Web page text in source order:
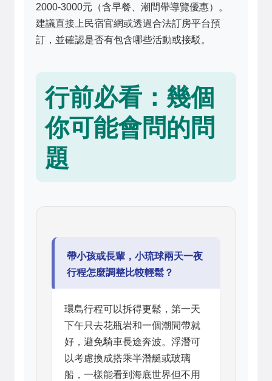
2000-3000元（含早餐、潮間帶導覽優惠）。
建議直接上民宿官網或透過合法訂房平台預
訂，並確認是否有包含哪些活動或接駁。
行前必看：幾個
你可能會問的問
題
帶小孩或長輩，小琉球兩天一夜
行程怎麼調整比較輕鬆？
環島行程可以拆得更鬆，第一天
下午只去花瓶岩和一個潮間帶就
好，避免騎車長途奔波。浮潛可
以考慮換成搭乘半潛艇或玻璃
船，一樣能看到海底世界但不用